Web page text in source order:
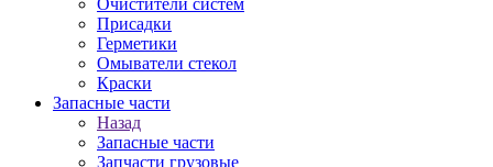
Присадки
Герметики
Омыватели стекол
Краски
Запасные части
Назад
Запасные части
Запчасти грузовые